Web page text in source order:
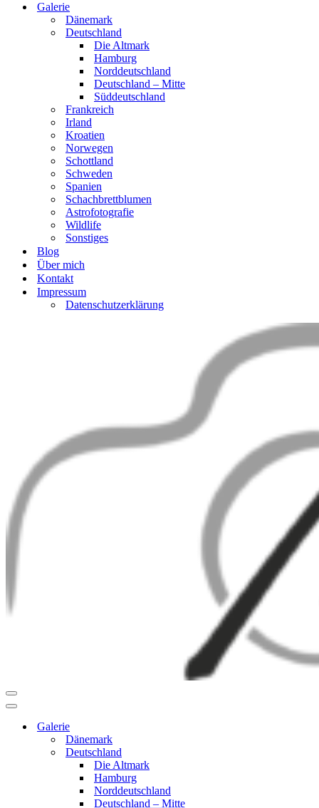
Galerie
Dänemark
Deutschland
Die Altmark
Hamburg
Norddeutschland
Deutschland – Mitte
Süddeutschland
Frankreich
Irland
Kroatien
Norwegen
Schottland
Schweden
Spanien
Schachbrettblumen
Astrofotografie
Wildlife
Sonstiges
Blog
Über mich
Kontakt
Impressum
Datenschutzerklärung
Navigationsmenü
Navigationsmenü
Galerie
Dänemark
Deutschland
Die Altmark
Hamburg
Norddeutschland
Deutschland – Mitte